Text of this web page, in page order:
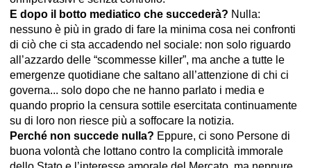
E dopo il botto mediatico che succederà? Nulla:
nessuno è più in grado di fare la minima cosa nei confronti
di ciò che ci sta accadendo nel sociale: non solo riguardo
all’azzardo delle “scommesse killer”, ma anche a tutte le
emergenze quotidiane che saltano all’attenzione di chi ci
governa... solo dopo che ne hanno parlato i media e
quando proprio la censura sottile esercitata continuamente
su di loro non riesce più a soffocare la notizia.
Perché non succede nulla? Eppure, ci sono Persone di
buona volontà che lottano contro la complicità immorale